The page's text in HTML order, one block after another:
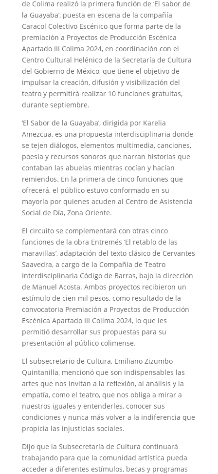
de Colima realizó la primera función de ‘El sabor de
la Guayaba’, puesta en escena de la compañía
Caracol Colectivo Escénico que forma parte de la
premiación a Proyectos de Producción Escénica
Apartado III Colima 2024, en coordinación con el
Centro Cultural Helénico de la Secretaría de Cultura
del Gobierno de México, que tiene el objetivo de
impulsar la creación, difusión y visibilización del
teatro y permitirá realizar 10 funciones gratuitas,
durante septiembre.
‘El Sabor de la Guayaba’, dirigida por Karelia
Amezcua, es una propuesta interdisciplinaria donde
se tejen diálogos, elementos multimedia, canciones,
poesía y recursos sonoros que narran historias que
contaban las abuelas mientras cocían y hacían
remiendos. En la primera de cinco funciones que
ofrecerá, el público estuvo conformado en su
mayoría por quienes acuden al Centro de Asistencia
Social de Día, Zona Oriente.
El circuito se complementará con otras cinco
funciones de la obra Entremés ‘El retablo de las
maravillas’, adaptación del texto clásico de Cervantes
Saavedra, a cargo de la Compañía de Teatro
Interdisciplinaria Código de Barras, bajo la dirección
de Manuel Acosta. Ambos proyectos recibieron un
estímulo de cien mil pesos, como resultado de la
convocatoria Premiación a Proyectos de Producción
Escénica Apartado III Colima 2024, lo que les
permitió desarrollar sus propuestas para su
presentación al público colimense.
El subsecretario de Cultura, Emiliano Zizumbo
Quintanilla, mencionó que son indispensables las
artes que nos invitan a la reflexión, al análisis y la
empatía, como el teatro, que nos obliga a mirar a
nuestros iguales y entenderles, conocer sus
condiciones y nunca más volver a la indiferencia que
propicia las injusticias sociales.
Dijo que la Subsecretaría de Cultura continuará
trabajando para que la comunidad artística pueda
acceder a diferentes estímulos, becas y programas